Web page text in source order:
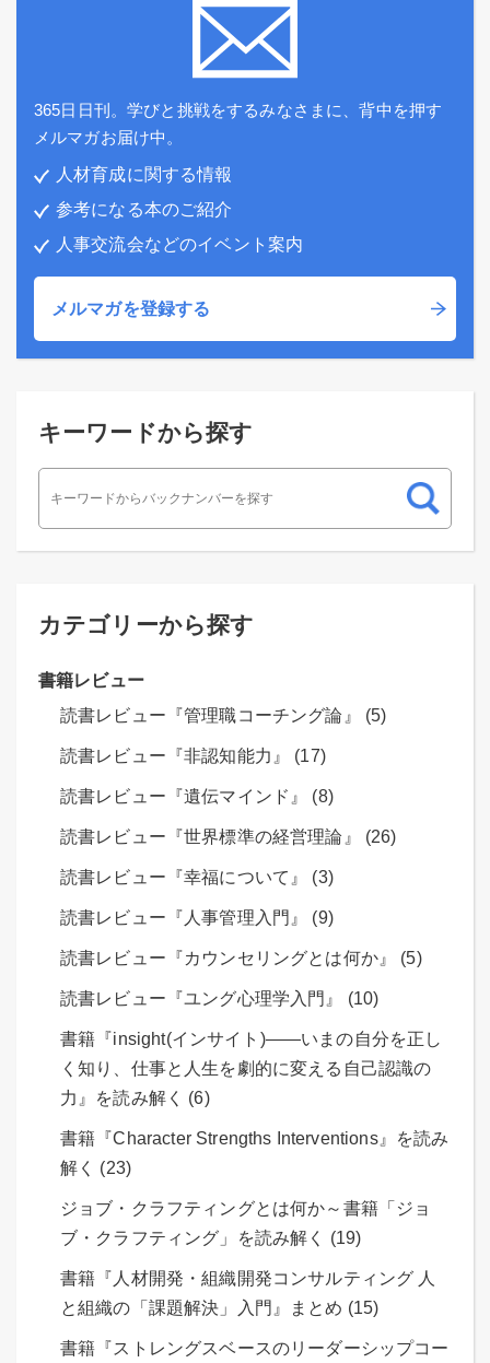
365日日刊。学びと挑戦をするみなさまに、背中を押す
メルマガお届け中。
人材育成に関する情報
参考になる本のご紹介
人事交流会などのイベント案内
メルマガを登録する
キーワードから探す
カテゴリーから探す
書籍レビュー
読書レビュー『管理職コーチング論』 (5)
読書レビュー『非認知能力』 (17)
読書レビュー『遺伝マインド』 (8)
読書レビュー『世界標準の経営理論』 (26)
読書レビュー『幸福について』 (3)
読書レビュー『人事管理入門』 (9)
読書レビュー『カウンセリングとは何か』 (5)
読書レビュー『ユング心理学入門』 (10)
書籍『insight(インサイト)――いまの自分を正し
く知り、仕事と人生を劇的に変える自己認識の
力』を読み解く (6)
書籍『Character Strengths Interventions』を読み
解く (23)
ジョブ・クラフティングとは何か～書籍「ジョ
ブ・クラフティング」を読み解く (19)
書籍『人材開発・組織開発コンサルティング 人
と組織の「課題解決」入門』まとめ (15)
書籍『ストレングスベースのリーダーシップコー